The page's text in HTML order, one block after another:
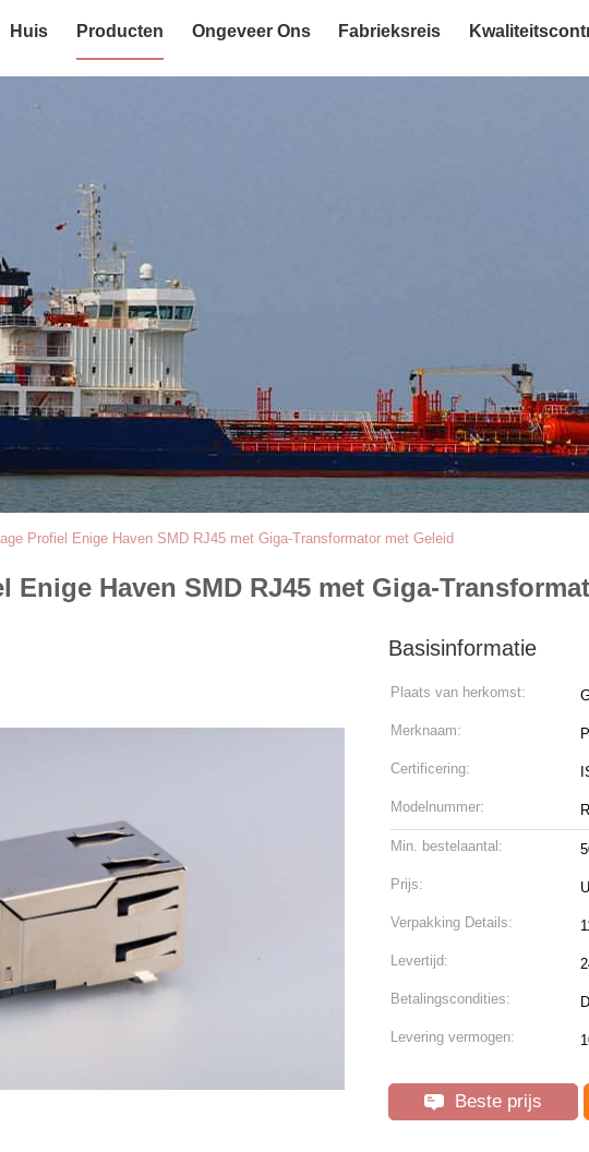
Huis Producten Ongeveer Ons Fabrieksreis
Profiel Enige Haven SMD RJ45 met Giga-Transformator met Geleid
Enige Haven SMD RJ45 met Giga-
Basisinformatie
Plaats van herkomst:
Merknaam:
Certificering:
Modelnummer:
Min. bestelaantal:
Prijs:
Verpakking Details:
Levertijd:
Betalingscondities:
Levering vermogen:
Beste prijs